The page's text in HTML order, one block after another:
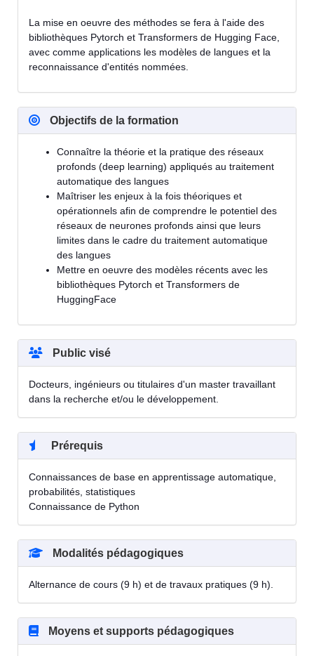
La mise en oeuvre des méthodes se fera à l'aide des
bibliothèques Pytorch et Transformers de Hugging Face,
avec comme applications les modèles de langues et la
reconnaissance d'entités nommées.
Objectifs de la formation
Connaître la théorie et la pratique des réseaux
profonds (deep learning) appliqués au traitement
automatique des langues
Maîtriser les enjeux à la fois théoriques et
opérationnels afin de comprendre le potentiel des
réseaux de neurones profonds ainsi que leurs
limites dans le cadre du traitement automatique
des langues
Mettre en oeuvre des modèles récents avec les
bibliothèques Pytorch et Transformers de
HuggingFace
Public visé
Docteurs, ingénieurs ou titulaires d'un master travaillant
dans la recherche et/ou le développement.
Prérequis
Connaissances de base en apprentissage automatique,
probabilités, statistiques
Connaissance de Python
Modalités pédagogiques
Alternance de cours (9 h) et de travaux pratiques (9 h).
Moyens et supports pédagogiques